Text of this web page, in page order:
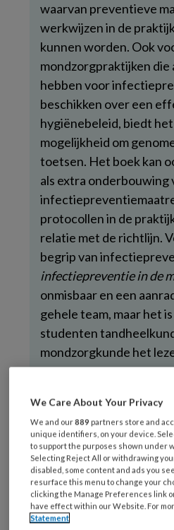
waarvan preventieve
werkwijzen in de
kunnen worden. Ook
mondzorgpraktijken die
hebben voor
beschikken over een
hygiënebeleid, biedt
mogelijkheid om
toetsen. Het boek kan
als extra onderbouwing
protocollen in de
relatie met de richtlijn.
begrip van
infectiepreventie in de
onmisbaar en een
gehele team, maar het
studenten
mondzorgkunde het
casussen die de
de mondzorgpraktijk
casus wordt verderop
uitgewerkt en voorzien
antwoord. Door gebruik
casuïstiek wordt de
onderbouwing van een
We Care About Your Privacy
We and our889 partners store and
unique identifiers, on your device.
to support the purposes shown under
Selecting Reject All or withdrawing
disabled, some content and ads you
resurface this menu to change your
clicking the Manage Preferences link
have effect within our Website. For
Statement